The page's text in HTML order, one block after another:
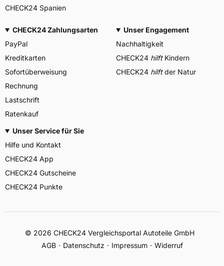
CHECK24 Spanien
CHECK24 Zahlungsarten
PayPal
Kreditkarten
Sofortüberweisung
Rechnung
Lastschrift
Ratenkauf
Unser Engagement
Nachhaltigkeit
CHECK24 hilftKindern
CHECK24 hilftder Natur
Unser Service für Sie
Hilfe und Kontakt
CHECK24 App
CHECK24 Gutscheine
CHECK24 Punkte
© 2026 CHECK24 Vergleichsportal Autoteile GmbH
AGB
Datenschutz Impressum Widerruf